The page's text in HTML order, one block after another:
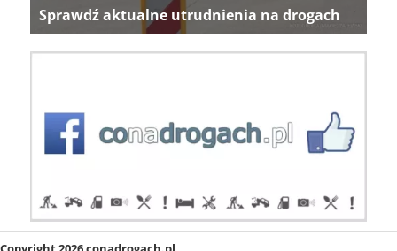
Sprawdź aktualne utrudnienia na drogach